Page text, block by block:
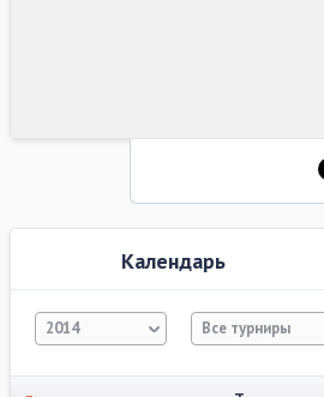
Календарь
2014 Все турниры